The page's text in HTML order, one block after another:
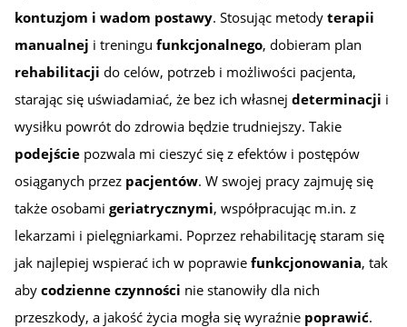
kontuzjom i wadom postawy. Stosując metody terapii
manualnej i treningu funkcjonalnego, dobieram plan
rehabilitacji do celów, potrzeb i możliwości pacjenta,
starając się uświadamiać, że bez ich własnej determinacji i
wysiłku powrót do zdrowia będzie trudniejszy. Takie
podejście pozwala mi cieszyć się z efektów i postępów
osiąganych przez pacjentów. W swojej pracy zajmuję się
także osobami geriatrycznymi, współpracując m.in. z
lekarzami i pielęgniarkami. Poprzez rehabilitację staram się
jak najlepiej wspierać ich w poprawie funkcjonowania, tak
aby codzienne czynności nie stanowiły dla nich
przeszkody, a jakość życia mogła się wyraźnie poprawić.